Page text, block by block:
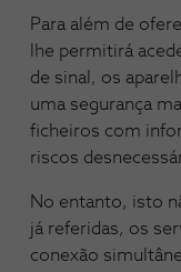
Para além de
lhe permitirá
de sinal, os
uma segurança
ficheiros com
riscos
No entanto, isto
já referidas, os
conexão